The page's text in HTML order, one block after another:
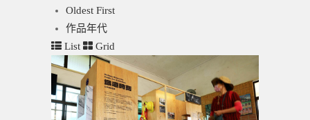
Oldest First
作品年代
List
Grid